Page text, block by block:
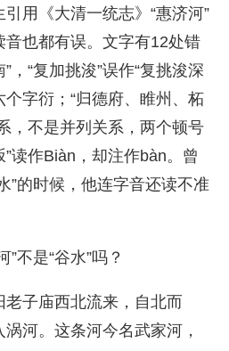
用《大清一统志》“惠济河”
也都有误。文字有12处错
，“复加挑浚”误作“复挑浚深
个字衍；“归德府、睢州、柘
，不是并列关系，两个顿号
”读作Biàn，却注作bàn。曾
”的时候，他连字音还读不准
”不是“谷水”吗？
子庙西北流来，自北而
河。这条河今名武家河，